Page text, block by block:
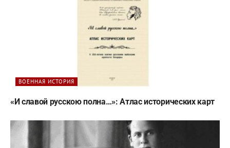
ВОЕННАЯ ИСТОРИЯ
«И славой русскою полна…»: Атлас исторических карт